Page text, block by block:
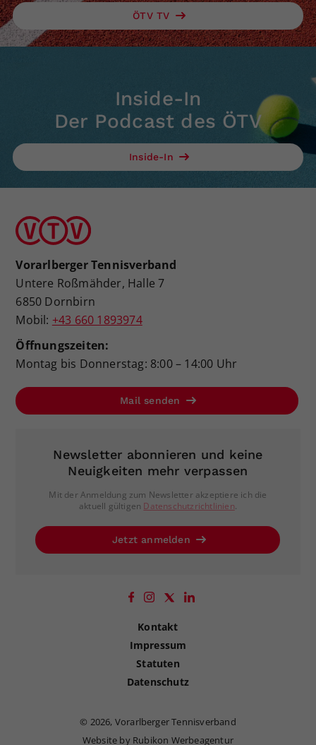
ÖTV TV
Inside-In
Der Podcast des ÖTV
Inside-In
Vorarlberger Tennisverband
Untere Roßmähder, Halle 7
6850 Dornbirn
Mobil: +43 660 1893974
Öffnungszeiten:
Montag bis Donnerstag: 8:00 – 14:00 Uhr
Mail senden
Newsletter abonnieren und keine
Neuigkeiten mehr verpassen
Mit der Anmeldung zum Newsletter akzeptiere ich die
aktuell gültigen Datenschutzrichtlinien.
Jetzt anmelden
Kontakt
Impressum
Statuten
Datenschutz
© 2026, Vorarlberger Tennisverband
Website by Rubikon Werbeagentur